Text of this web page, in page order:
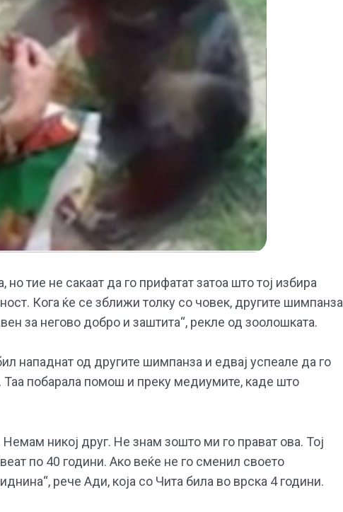
тие не сакаат да го прифатат затоа што тој избира
Кога ќе се зближи толку со човек, другите шимпанза
за негово добро и заштита“, рекле од зоолошката.
нападнат од другите шимпанза и едвај успеале да го
побарала помош и преку медиумите, каде што
Немам никој друг. Не знам зошто ми го прават ова. Тој
по 40 години. Ако веќе не го сменил своето
рече Ади, која со Чита била во врска 4 години.